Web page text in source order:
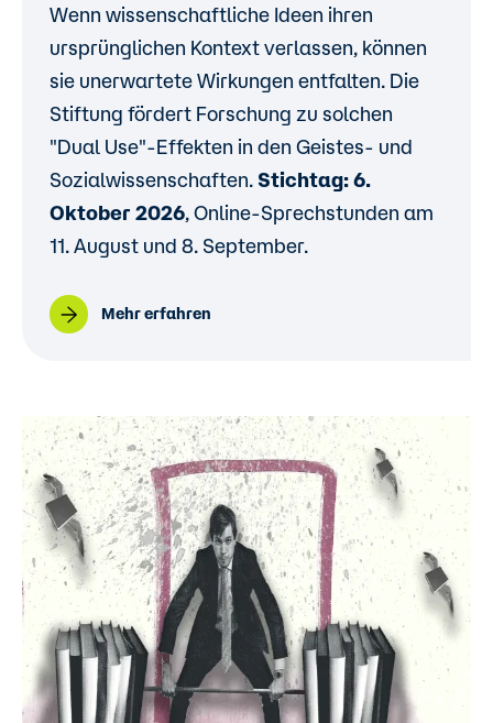
Wenn wissenschaftliche Ideen ihren
ursprünglichen Kontext verlassen, können
sie unerwartete Wirkungen entfalten. Die
Stiftung fördert Forschung zu solchen
"Dual Use"-Effekten in den Geistes- und
Sozialwissenschaften. Stichtag: 6.
Oktober 2026, Online-Sprechstunden am
11. August und 8. September.
Mehr erfahren